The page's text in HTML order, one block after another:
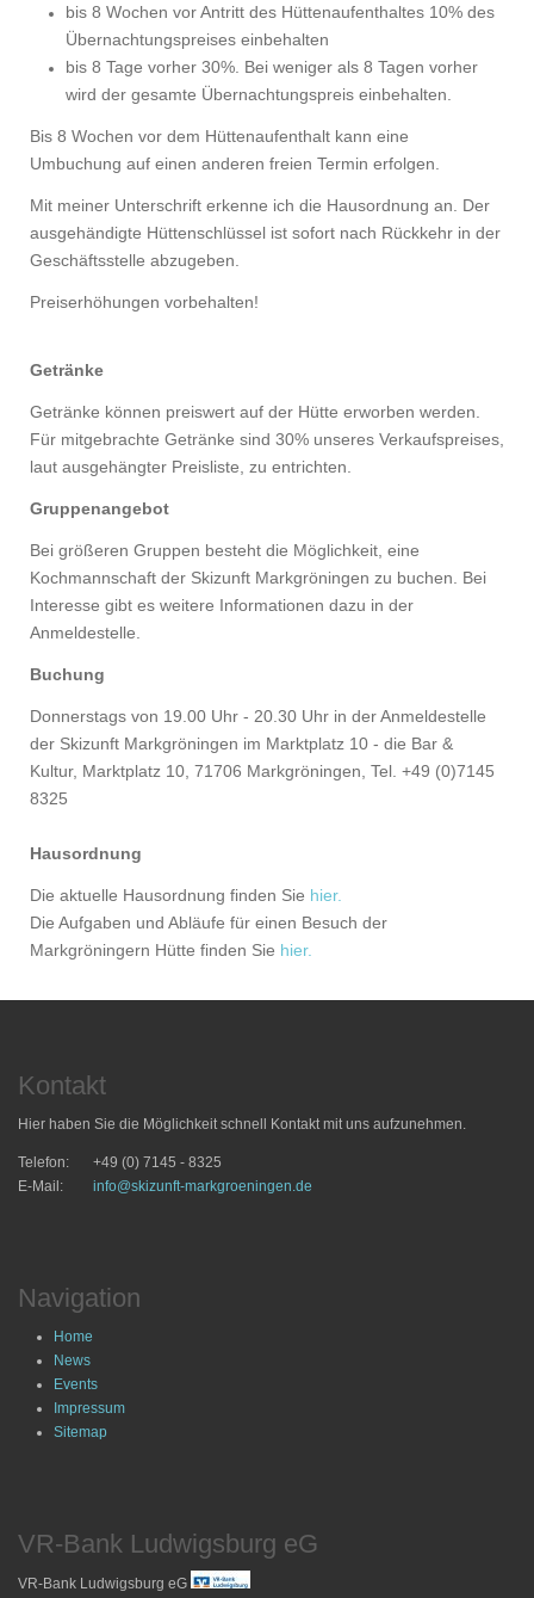
bis 8 Wochen vor Antritt des Hüttenaufenthaltes 10% des
Übernachtungspreises einbehalten
bis 8 Tage vorher 30%. Bei weniger als 8 Tagen vorher
wird der gesamte Übernachtungspreis einbehalten.
Bis 8 Wochen vor dem Hüttenaufenthalt kann eine
Umbuchung auf einen anderen freien Termin erfolgen.
Mit meiner Unterschrift erkenne ich die Hausordnung an. Der
ausgehändigte Hüttenschlüssel ist sofort nach Rückkehr in der
Geschäftsstelle abzugeben.
Preiserhöhungen vorbehalten!
Getränke
Getränke können preiswert auf der Hütte erworben werden.
Für mitgebrachte Getränke sind 30% unseres Verkaufspreises,
laut ausgehängter Preisliste, zu entrichten.
Gruppenangebot
Bei größeren Gruppen besteht die Möglichkeit, eine
Kochmannschaft der Skizunft Markgröningen zu buchen. Bei
Interesse gibt es weitere Informationen dazu in der
Anmeldestelle.
Buchung
Donnerstags von 19.00 Uhr - 20.30 Uhr in der Anmeldestelle
der Skizunft Markgröningen im Marktplatz 10 - die Bar &
Kultur, Marktplatz 10, 71706 Markgröningen, Tel. +49 (0)7145
8325
Hausordnung
Die aktuelle Hausordnung finden Sie hier.
Die Aufgaben und Abläufe für einen Besuch der
Markgröningern Hütte finden Sie hier.
Kontakt
Hier haben Sie die Möglichkeit schnell Kontakt mit uns aufzunehmen.
Telefon:
+49 (0) 7145 - 8325
E-Mail:
info@skizunft-markgroeningen.de
Navigation
Home
News
Events
Impressum
Sitemap
VR-Bank Ludwigsburg eG
VR-Bank Ludwigsburg eG